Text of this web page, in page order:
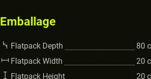
Emballage
Flatpack Depth 80
Flatpack Width
20
Flatpack Height
20